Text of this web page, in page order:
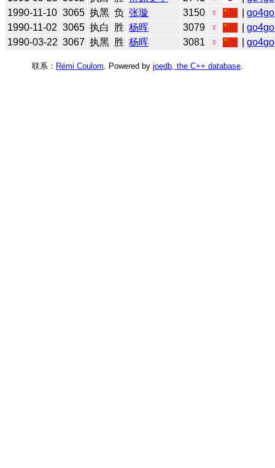
1990-11-10 3065 执黑 负 张璇 3150 ♀ |go4go
1990-11-02 3065 执白 胜 杨晖 3079 ♀ |go4go
1990-03-22 3067 执黑 胜 杨晖 3081 ♀ |go4go
联系： Rémi Coulom . Powered by joedb, the C++ database